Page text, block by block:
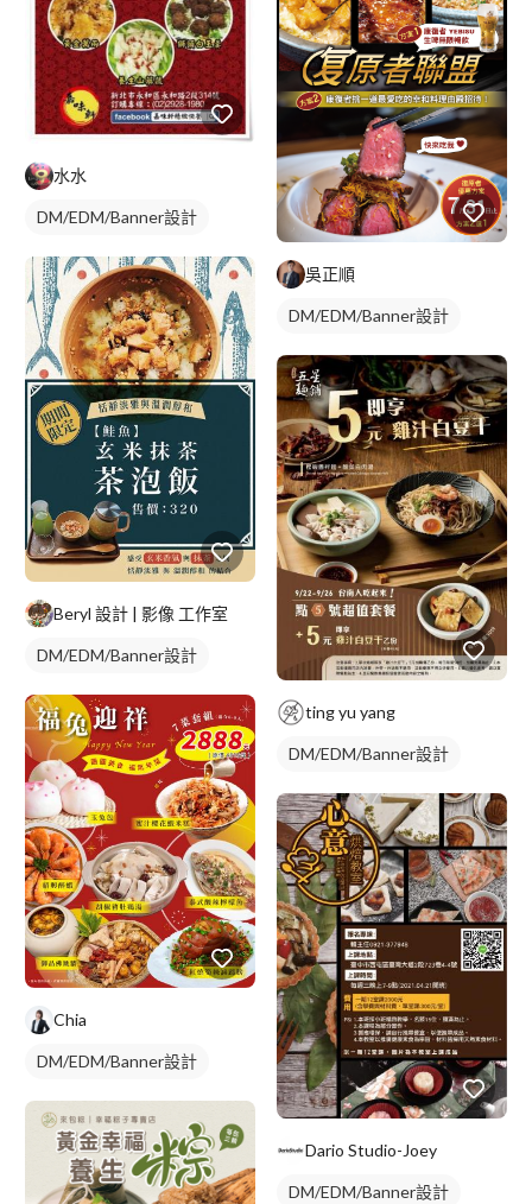
水水
DM/EDM/Banner設計
Beryl 設計 | 影像 工作室
DM/EDM/Banner設計
Chia
DM/EDM/Banner設計
吳正順
DM/EDM/Banner設計
ting yu yang
DM/EDM/Banner設計
Dario Studio-Joey
DM/EDM/Banner設計